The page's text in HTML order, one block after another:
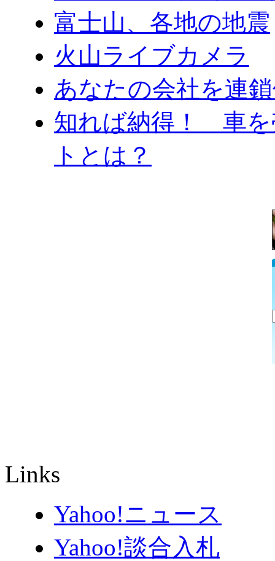
富士山、各地の地震
火山ライブカメラ
あなたの会社を連
知れば納得！ 車を
トとは？
Links
Yahoo!ニュース
Yahoo!談合入札